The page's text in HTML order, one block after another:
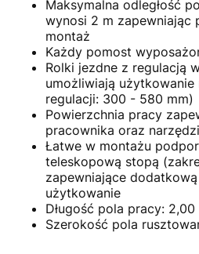
Maksymalna odległość
wynosi 2 m
montaż
Każdy pomost
Rolki jezdne z regulacją
umożliwiają użytkowanie
regulacji: 300 - 580 mm)
Powierzchnia pracy
pracownika oraz
Łatwe w montażu
teleskopową stopą
zapewniające
użytkowanie
Długość pola pracy:
Szerokość pola